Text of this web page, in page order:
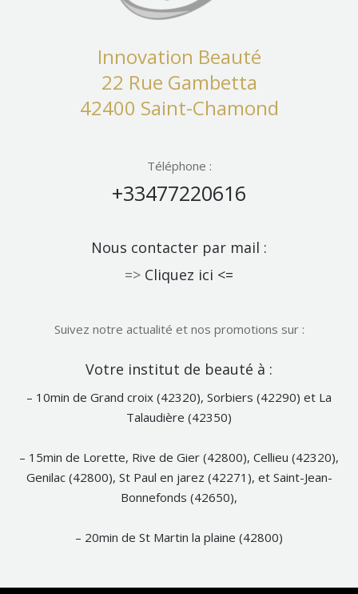
Innovation Beauté
22 Rue Gambetta
42400 Saint-Chamond
Téléphone :
+33477220616
Nous contacter par mail :
=> Cliquez ici <=
Suivez notre actualité et nos promotions sur :
Notre
Facebook
Votre institut de beauté à :
– 10min de Grand croix (42320), Sorbiers (42290) et La
Talaudière (42350)
– 15min de Lorette, Rive de Gier (42800), Cellieu (42320),
Genilac (42800), St Paul en jarez (42271), et Saint-Jean-
Bonnefonds (42650),
– 20min de St Martin la plaine (42800)